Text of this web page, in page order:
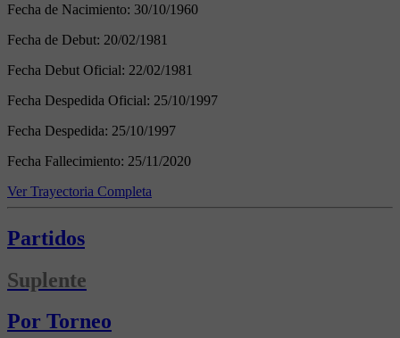
Fecha de Nacimiento: 30/10/1960
Fecha de Debut: 20/02/1981
Fecha Debut Oficial: 22/02/1981
Fecha Despedida Oficial: 25/10/1997
Fecha Despedida: 25/10/1997
Fecha Fallecimiento: 25/11/2020
Ver Trayectoria Completa
Partidos
Suplente
Por Torneo